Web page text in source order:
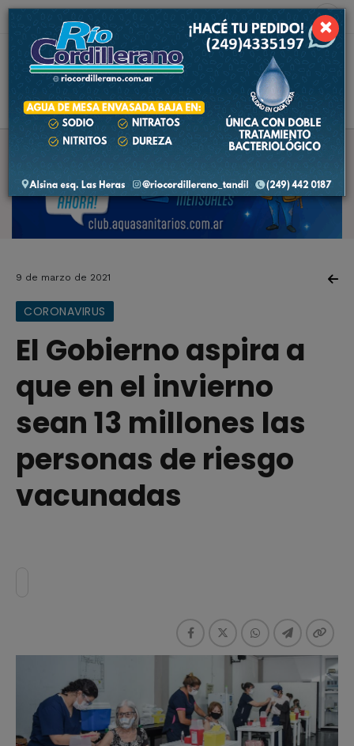
4.9 ºC
9 de marzo de 2021
CORONAVIRUS
El Gobierno aspira a
que en el invierno
sean 13 millones las
personas de riesgo
vacunadas
×